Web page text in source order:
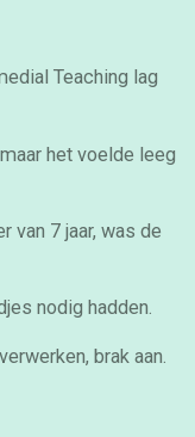
Teaching lag
het voelde leeg
van 7 jaar, was de
nodig hadden.
brak aan.